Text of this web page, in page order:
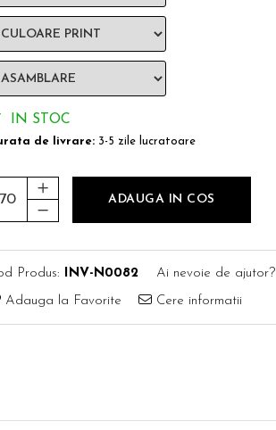
IN STOC
de livrare: 3-5 zile lucratoare
ADAUGA IN COS
Produs: INV-N0082 Ai nevoie de ajutor?
Adauga la Favorite Cere informatii